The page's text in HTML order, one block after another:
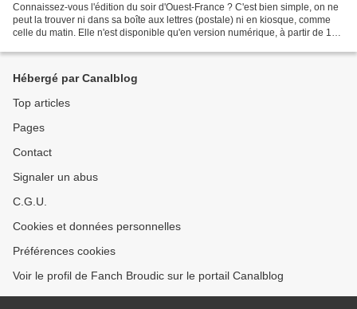
Connaissez-vous l'édition du soir d'Ouest-France ? C'est bien simple, on ne
peut la trouver ni dans sa boîte aux lettres (postale) ni en kiosque, comme
celle du matin. Elle n'est disponible qu'en version numérique, à partir de 18
Hébergé par Canalblog
Top articles
Pages
Contact
Signaler un abus
C.G.U.
Cookies et données personnelles
Préférences cookies
Voir le profil de Fanch Broudic sur le portail Canalblog